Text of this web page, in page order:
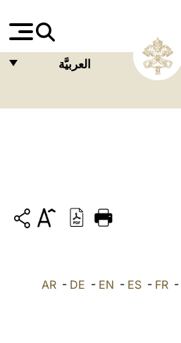
العربيَّة
DEUTSCH
العربيّة AR- DE - EN - ES- FR-